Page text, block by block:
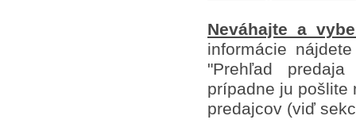
Neváhajte a
informácie
"Prehľad predaja
prípadne ju
predajcov (viď